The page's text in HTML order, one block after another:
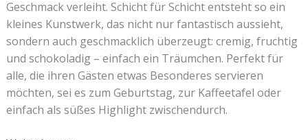
Geschmack verleiht. Schicht für Schicht entsteht so ein
kleines Kunstwerk, das nicht nur fantastisch aussieht,
sondern auch geschmacklich überzeugt: cremig, fruchtig
und schokoladig – einfach ein Träumchen. Perfekt für
alle, die ihren Gästen etwas Besonderes servieren
möchten, sei es zum Geburtstag, zur Kaffeetafel oder
einfach als süßes Highlight zwischendurch.